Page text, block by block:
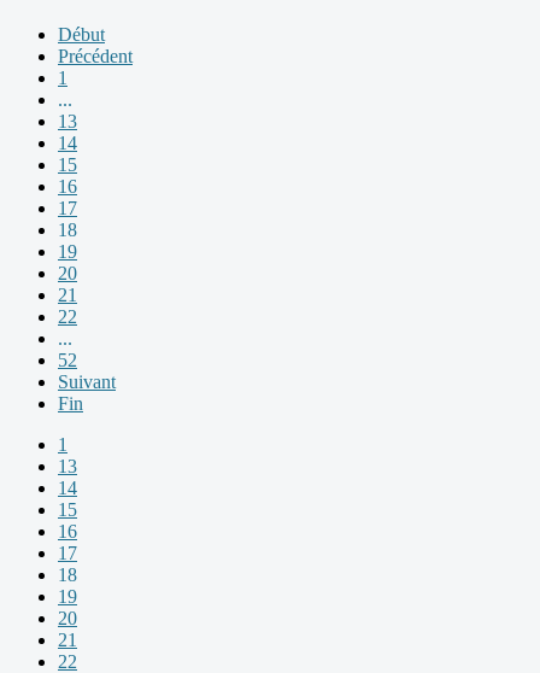
Début
Précédent
1
...
13
14
15
16
17
18
19
20
21
22
...
52
Suivant
Fin
1
13
14
15
16
17
18
19
20
21
22